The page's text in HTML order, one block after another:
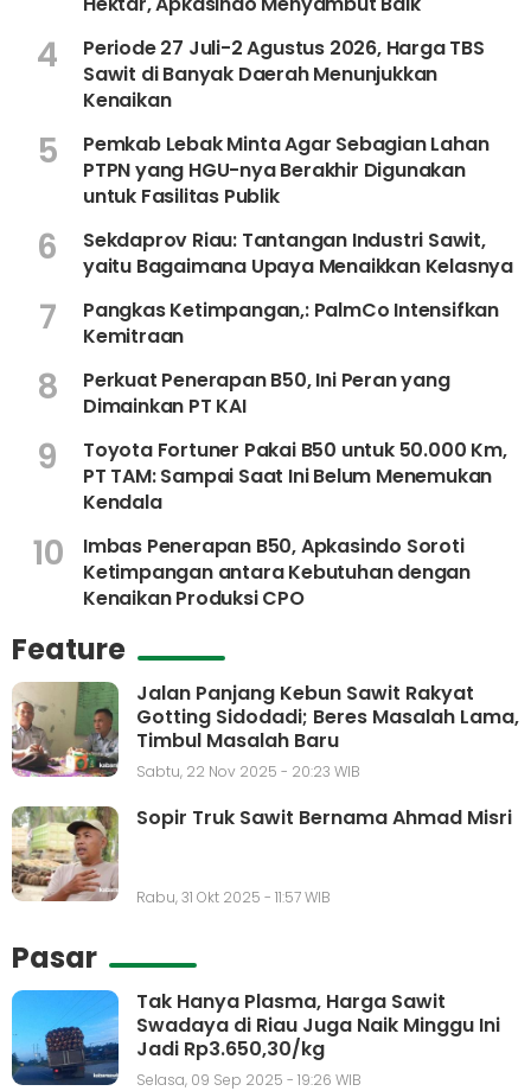
4
Periode 27 Juli-2 Agustus 2026, Harga TBS
Sawit di Banyak Daerah Menunjukkan
Kenaikan
5
Pemkab Lebak Minta Agar Sebagian Lahan
PTPN yang HGU-nya Berakhir Digunakan
untuk Fasilitas Publik
6
Sekdaprov Riau: Tantangan Industri Sawit,
yaitu Bagaimana Upaya Menaikkan Kelasnya
7
Pangkas Ketimpangan,: PalmCo Intensifkan
Kemitraan
8
Perkuat Penerapan B50, Ini Peran yang
Dimainkan PT KAI
9
Toyota Fortuner Pakai B50 untuk 50.000 Km,
PT TAM: Sampai Saat Ini Belum Menemukan
Kendala
10
Imbas Penerapan B50, Apkasindo Soroti
Ketimpangan antara Kebutuhan dengan
Kenaikan Produksi CPO
Feature
Jalan Panjang Kebun Sawit Rakyat
Gotting Sidodadi; Beres Masalah Lama,
Timbul Masalah Baru
Sabtu, 22 Nov 2025 - 20:23 WIB
Sopir Truk Sawit Bernama Ahmad Misri
Rabu, 31 Okt 2025 - 11:57 WIB
Pasar
Tak Hanya Plasma, Harga Sawit
Swadaya di Riau Juga Naik Minggu Ini
Jadi Rp3.650,30/kg
Selasa, 09 Sep 2025 - 19:26 WIB